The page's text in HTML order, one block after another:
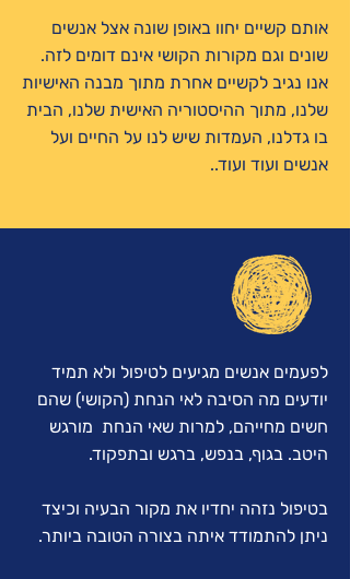
אותם קשיים יחוו באופן שונה אצל אנשים
שונים וגם מקורות הקושי אינם דומים לזה.
אנו נגיב לקשיים אחרת מתוך מבנה האישיות
שלנו, מתוך ההיסטוריה האישית שלנו, הבית
בו גדלנו, העמדות שיש לנו על החיים ועל
אנשים ועוד ועוד..
לפעמים אנשים מגיעים לטיפול ולא תמיד
יודעים מה הסיבה לאי הנחת (הקושי) שהם
חשים מחייהם, למרות שאי הנחת מורגש
היטב. בגוף, בנפש, ברגש ובתפקוד.
בטיפול נזהה יחדיו את מקור הבעיה וכיצד
ניתן להתמודד איתה בצורה הטובה ביותר.